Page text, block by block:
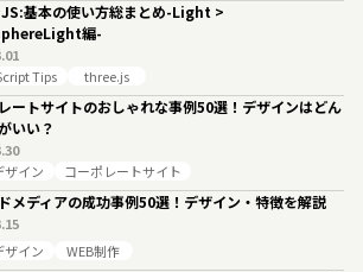
基本の使い方総まとめ-Light >
編-
Tips
three.js
ートサイトのおしゃれな事例50選！デザインはどん
いい？
ザイン
コーポレートサイト
メディアの成功事例50選！デザイン・特徴を解説
ザイン
WEB制作